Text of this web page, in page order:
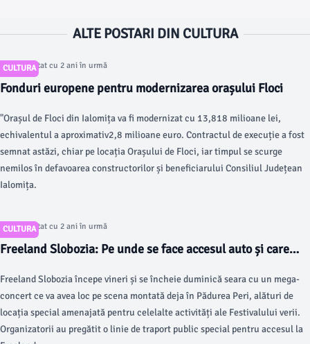
ALTE POSTARI DIN CULTURA
CULTURA
Articol postat cu 2 ani în urmă
Fonduri europene pentru modernizarea orașului Floci
"Orașul de Floci din Ialomița va fi modernizat cu 13,818 milioane lei,
echivalentul a aproximativ2,8 milioane euro. Contractul de execuție a fost
semnat astăzi, chiar pe locația Orașului de Floci, iar timpul se scurge
nemilos în defavoarea constructorilor și beneficiarului Consiliul Județean
Ialomița.
CULTURA
Articol postat cu 2 ani în urmă
Freeland Slobozia: Pe unde se face accesul auto și care
Freeland Slobozia începe vineri și se încheie duminică seara cu un mega-
concert ce va avea loc pe scena montată deja în Pădurea Peri, alături de
locația special amenajată pentru celelalte activități ale Festivalului verii.
Organizatorii au pregătit o linie de traport public special pentru accesul la